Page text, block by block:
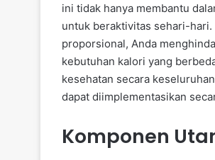
ini tidak hanya membantu
untuk beraktivitas sehari-
proporsional, Anda
kebutuhan kalori yang
kesehatan secara
dapat diimplementasikan
Komponen